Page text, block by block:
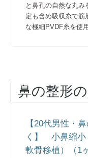
と鼻孔の自然な丸み
定も含め吸収糸で筋
な極細PVDF糸を使用
鼻の整形
【20代男性・
く】 小鼻縮小
軟骨移植）（1